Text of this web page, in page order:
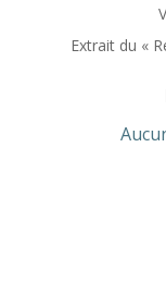
Extrait du «